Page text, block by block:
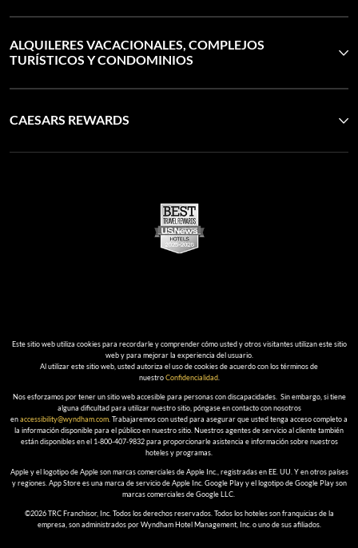
ALQUILERES VACACIONALES, COMPLEJOS
TURÍSTICOS Y CONDOMINIOS
CAESARS REWARDS
Este sitio web utiliza cookies para recordarle y comprender cómo usted y otros visitantes utilizan este sitio
web y para mejorar la experiencia del usuario.
Al utilizar este sitio web, usted autoriza el uso de cookies de acuerdo con los términos de
nuestroConfidencialidad.
Nos esforzamos por tener un sitio web accesible para personas con discapacidades. Sin embargo, si tiene
alguna dificultad para utilizar nuestro sitio, póngase en contacto con nosotros
enaccessibility@wyndham.com. Trabajaremos con usted para asegurar que usted tenga acceso completo a
la información disponible para el público en nuestro sitio. Nuestros agentes de servicio al cliente también
están disponibles en el 1-800-407-9832 para proporcionarle asistencia e información sobre nuestros
hoteles y programas.
Apple y el logotipo de Apple son marcas comerciales de Apple Inc., registradas en EE. UU. Y en otros países
y regiones. App Store es una marca de servicio de Apple Inc. Google Play y el logotipo de Google Play son
marcas comerciales de Google LLC.
©2026 TRC Franchisor, Inc. Todos los derechos reservados. Todos los hoteles son franquicias de la
empresa, son administrados por Wyndham Hotel Management, Inc. o uno de sus afiliados.